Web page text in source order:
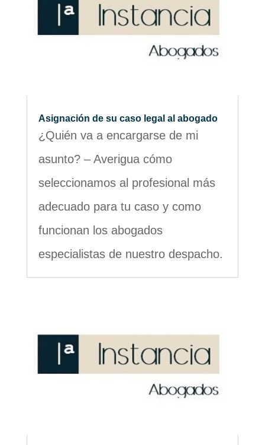
Asignación de su caso legal al abogado
¿Quién va a encargarse de mi
asunto? – Averigua cómo
seleccionamos al profesional más
adecuado para tu caso y como
funcionan los abogados
especialistas de nuestro despacho.